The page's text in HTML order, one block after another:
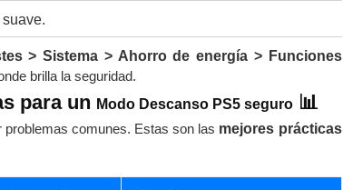
> Sistema > Ahorro de energía > Funciones
brilla la seguridad.
para un Modo Descanso PS5 seguro📊
comunes. Estas son las mejores prácticas